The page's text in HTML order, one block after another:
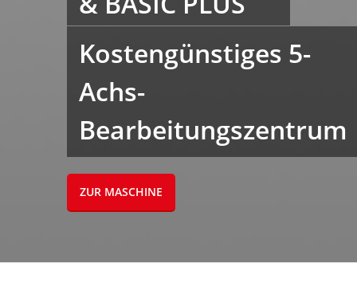
Kostengünstiges 5-
Achs-
Bearbeitungszentrum
ZUR MASCHINE